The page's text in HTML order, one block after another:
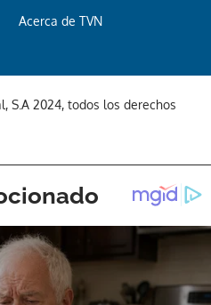
Acerca de TVN
S.A 2024, todos los derechos